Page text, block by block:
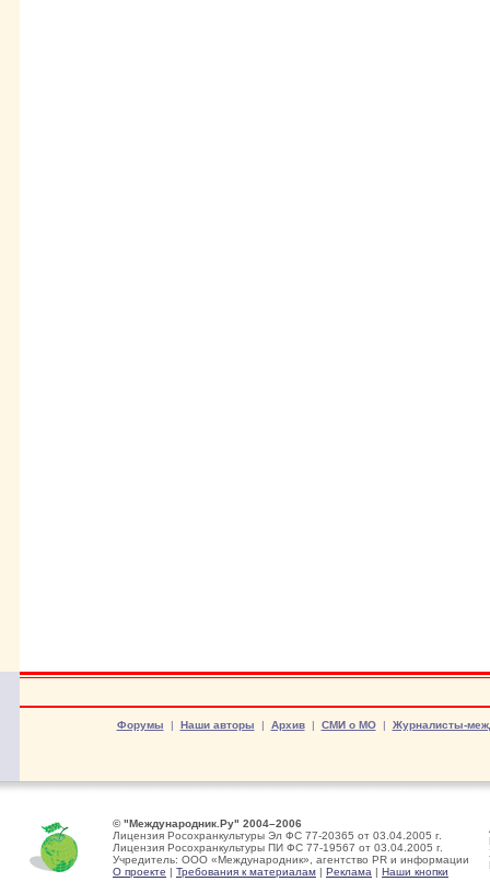
Форумы | Наши авторы | Архив| СМИ о МО| Журналисты-
© "Международник.Ру" 2004–2006
Лицензия Росохранкультуры Эл ФС 77-20365 от 03.04.2005 г.
Лицензия Росохранкультуры ПИ ФС 77-19567 от 03.04.2005 г.
Учредитель: ООО «Международник», агентство PR и информации
О проекте | Требования к материалам | Реклама | Наши кнопки